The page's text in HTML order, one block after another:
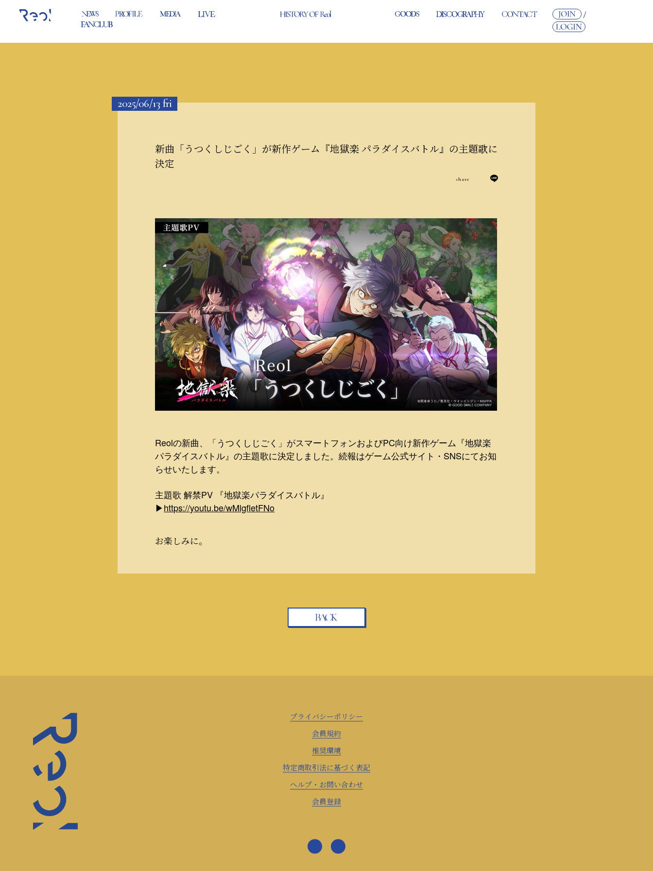
2025/06/13 fri
新曲「うつくしじごく」が新作ゲーム『地獄楽 パラダイスバトル』の主題歌に
決定
share
Reolの新曲、「うつくしじごく」がスマートフォンおよびPC向け新作ゲーム『地獄楽
パラダイスバトル』の主題歌に決定しました。続報はゲーム公式サイト・SNSにてお知
らせいたします。
主題歌 解禁PV 『地獄楽パラダイスバトル』
▶https://youtu.be/wMlgfletFNo
お楽しみに。
プライバシーポリシー
会員規約
推奨環境
特定商取引法に基づく表記
ヘルプ・お問い合わせ
会員登録